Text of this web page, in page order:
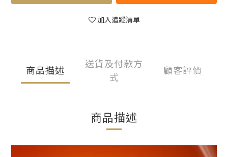
加入追蹤清單
商品描述
送貨及付款方
式
顧客評價
商品描述